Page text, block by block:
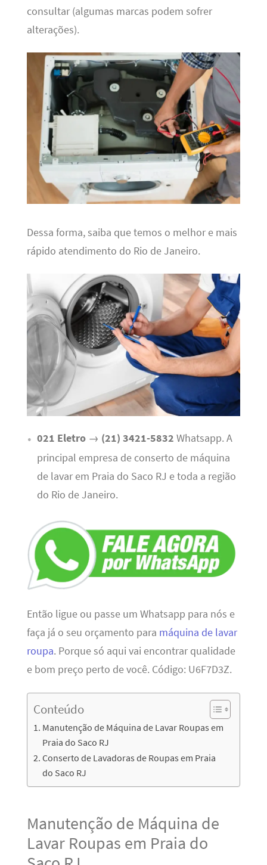
consultar (algumas marcas podem sofrer
alterações).
Dessa forma, saiba que temos o melhor e mais
rápido atendimento do Rio de Janeiro.
021 Eletro→ (21) 3421-5832 Whatsapp. A
principal empresa de conserto de máquina
de lavar em Praia do Saco RJ e toda a região
do Rio de Janeiro.
Então ligue ou passe um Whatsapp para nós e
faça já o seu orçamento para máquina de lavar
roupa. Porque só aqui vai encontrar qualidade
e bom preço perto de você. Código: U6F7D3Z.
Conteúdo
Manutenção de Máquina de Lavar Roupas em
Praia do Saco RJ
Conserto de Lavadoras de Roupas em Praia
do Saco RJ
Manutenção de Máquina de
Lavar Roupas em Praia do